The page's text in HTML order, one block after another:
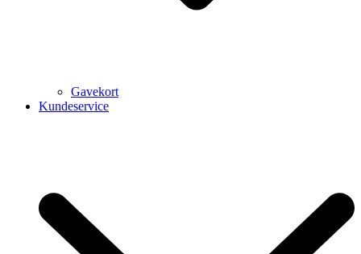
Gavekort
Kundeservice